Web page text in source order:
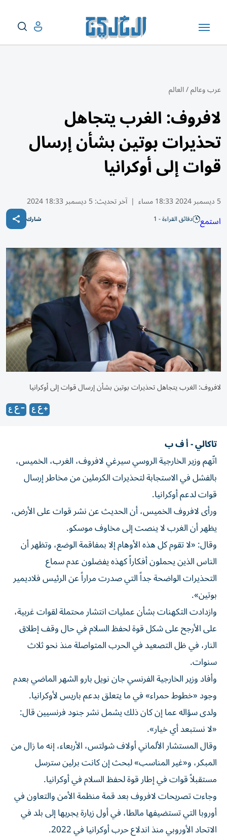
عرب وعالم/العالم
لافروف: الغرب يتجاهل
تحذيرات بوتين بشأن إرسال
قوات إلى أوكرانيا
5 ديسمبر 2024 18:33 مساء | آخر تحديث:5 ديسمبر 18:33 2024
استمع دقائق القراءة - 1 شارك
لافروف: الغرب يتجاهل تحذيرات بوتين بشأن إرسال قوات إلى أوكرانيا
تاكالي - أ ف ب
اتّهم وزير الخارجية الروسي سيرغي لافروف، الغرب، الخميس،
بالفشل في الاستجابة لتحذيرات الكرملين من مخاطر إرسال
قوات لدعم أوكرانيا.
ورأى لافروف الخميس، أن الحديث عن نشر قوات على الأرض،
يظهر أن الغرب لا ينصت إلى مخاوف موسكو.
وقال: «لا تقوم كل هذه الأوهام إلا بمفاقمة الوضع، وتظهر أن
الناس الذين يحملون أفكاراً كهذه يفضلون عدم سماع
التحذيرات الواضحة جداً التي صدرت مراراً عن الرئيس فلاديمير
بوتين».
وازدادت التكهنات بشأن عمليات انتشار محتملة لقوات غربية،
على الأرجح على شكل قوة لحفظ السلام في حال وقف إطلاق
النار، في ظل التصعيد في الحرب المتواصلة منذ نحو ثلاث
سنوات.
وأفاد وزير الخارجية الفرنسي جان نويل بارو الشهر الماضي بعدم
وجود «خطوط حمراء» في ما يتعلق بدعم باريس لأوكرانيا.
ولدى سؤاله عما إن كان ذلك يشمل نشر جنود فرنسيين قال:
«لا نستبعد أي خيار».
وقال المستشار الألماني أولاف شولتس، الأربعاء، إنه ما زال من
المبكر، و«غير المناسب» لبحث إن كانت برلين سترسل
مستقبلاً قوات في إطار قوة لحفظ السلام في أوكرانيا.
وجاءت تصريحات لافروف بعد قمة منظمة الأمن والتعاون في
أوروبا التي تستضيفها مالطا، في أول زيارة يجريها إلى بلد في
الاتحاد الأوروبي منذ اندلاع حرب أوكرانيا في 2022.